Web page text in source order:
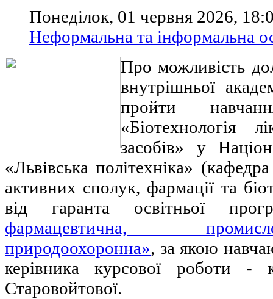
Понеділок, 01 червня 2026,
Неформальна та інформальна
Про можливість
внутрішньої
пройти
«Біотехнологія
засобів» у
«Львівська політехніка»
активних сполук, фармації та
від гаранта освітньої
фармацевтична,
природоохоронна», за якою
керівника курсової роботи -
Старовойтової.